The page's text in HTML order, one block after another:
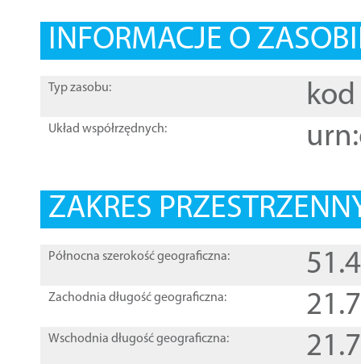
INFORMACJE O
Typ zasobu: kod
Układ współrzędnych:
ZAKRES
Północna szerokość geograficzna:
Zachodnia długość geograficzna:
Wschodnia długość geograficzna: